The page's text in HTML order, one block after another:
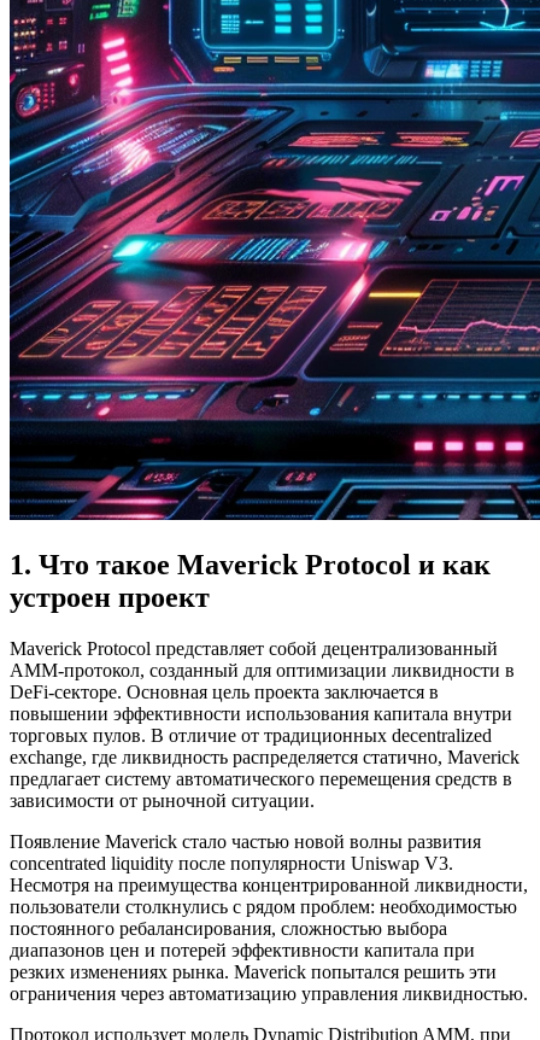
1. Что такое Maverick Protocol и как
устроен проект
Maverick Protocol представляет собой децентрализованный
AMM-протокол, созданный для оптимизации ликвидности в
DeFi-секторе. Основная цель проекта заключается в
повышении эффективности использования капитала внутри
торговых пулов. В отличие от традиционных decentralized
exchange, где ликвидность распределяется статично, Maverick
предлагает систему автоматического перемещения средств в
зависимости от рыночной ситуации.
Появление Maverick стало частью новой волны развития
concentrated liquidity после популярности Uniswap V3.
Несмотря на преимущества концентрированной ликвидности,
пользователи столкнулись с рядом проблем: необходимостью
постоянного ребалансирования, сложностью выбора
диапазонов цен и потерей эффективности капитала при
резких изменениях рынка. Maverick попытался решить эти
ограничения через автоматизацию управления ликвидностью.
Протокол использует модель Dynamic Distribution AMM, при